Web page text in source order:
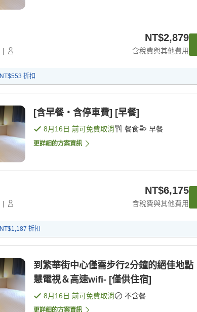
|
NT$2,879
含稅費與其他費用
NT$553 折扣
[含早餐・含停車費] [早餐]
8月16日 前可免費取消 餐食 早餐
更詳細的方案資訊
|
NT$6,175
含稅費與其他費用
NT$1,187 折扣
到繁華街中心僅需步行2分鐘的絕佳地
慧電視＆高速wifi- [僅供住宿]
8月16日 前可免費取消 不含餐
更詳細的方案資訊